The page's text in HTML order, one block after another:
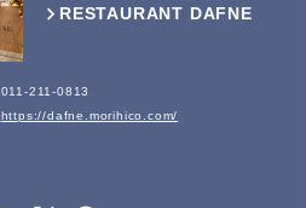
RESTAURANT DAFNE
011-211-0813
https://dafne.morihico.com/